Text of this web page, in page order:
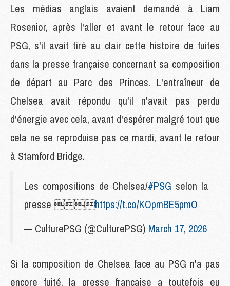
Les médias anglais avaient demandé à Liam
Rosenior, après l'aller et avant le retour face au
PSG, s'il avait tiré au clair cette histoire de fuites
dans la presse française concernant sa composition
de départ au Parc des Princes. L'entraîneur de
Chelsea avait répondu qu'il n'avait pas perdu
d'énergie avec cela, avant d'espérer malgré tout que
cela ne se reproduise pas ce mardi, avant le retour
à Stamford Bridge.
Les compositions de Chelsea/#PSG selon la
presse https://t.co/KOpmBE5pmO
— CulturePSG (@CulturePSG) March 17, 2026
Si la composition de Chelsea face au PSG n'a pas
encore fuité, la presse française a toutefois eu